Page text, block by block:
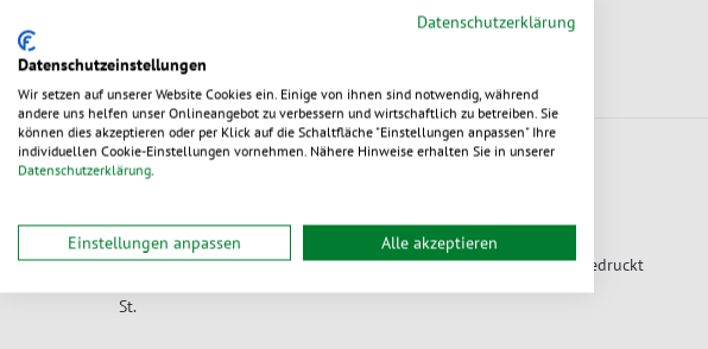
Artikeldetails
öffnen
St.
120.760.1
320 × 220 ×
braun unbedruckt
Datenschutzerklärung
Datenschutzeinstellungen
Wir setzen auf unserer Website Cookies ein. Einige von ihnen sind notwendig, während
andere uns helfen unser Onlineangebot zu verbessern und wirtschaftlich zu betreiben. Sie
können dies akzeptieren oder per Klick auf die Schaltfläche "Einstellungen anpassen" Ihre
individuellen Cookie-Einstellungen vornehmen. Nähere Hinweise erhalten Sie in unserer
Datenschutzerklärung.
Einstellungen anpassen Alle akzeptieren